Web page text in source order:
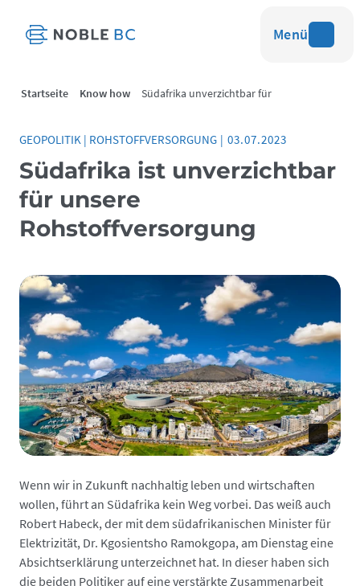
Menü
Startseite Know how
Südafrika unverzichtbar für
GEOPOLITIK | ROHSTOFFVERSORGUNG | 03.07.2023
Südafrika ist unverzichtbar
für unsere
Rohstoffversorgung
Wenn wir in Zukunft nachhaltig leben und wirtschaften
wollen, führt an Südafrika kein Weg vorbei. Das weiß auch
Robert Habeck, der mit dem südafrikanischen Minister für
Elektrizität, Dr. Kgosientsho Ramokgopa, am Dienstag eine
Absichtserklärung unterzeichnet hat. In dieser haben sich
die beiden Politiker auf eine verstärkte Zusammenarbeit